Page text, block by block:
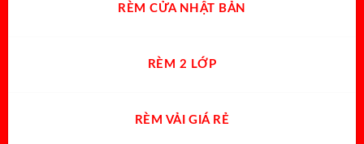
RÈM CỬA NHẬT BẢN
RÈM 2 LỚP
RÈM VẢI GIÁ RẺ